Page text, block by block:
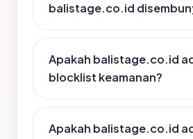
balistage.co.id
Apakah balistage.co.id
blocklist keamanan?
Apakah balistage.co.id